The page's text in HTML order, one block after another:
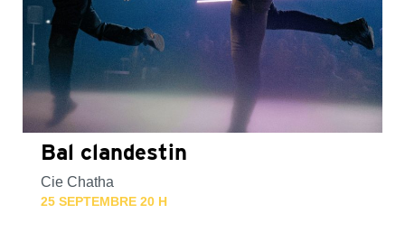
Bal clandestin
Cie Chatha
25 SEPTEMBRE 20 H